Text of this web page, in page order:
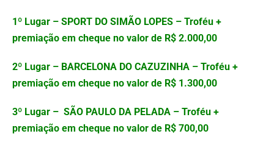
1º Lugar – SPORT DO SIMÃO LOPES – Troféu +
premiação em cheque no valor de R$ 2.000,00
2º Lugar – BARCELONA DO CAZUZINHA – Troféu +
premiação em cheque no valor de R$ 1.300,00
3º Lugar – SÃO PAULO DA PELADA – Troféu +
premiação em cheque no valor de R$ 700,00